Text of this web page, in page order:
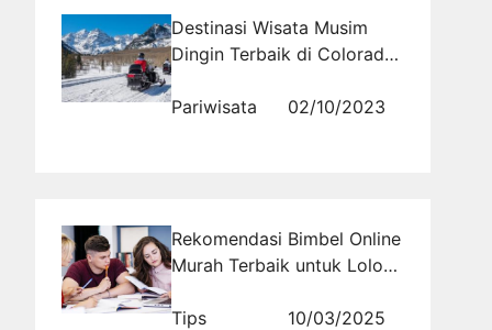
Destinasi Wisata Musim
Dingin Terbaik di Colorado:
Aspen
Pariwisata 02/10/2023
Rekomendasi Bimbel Online
Murah Terbaik untuk Lolos
Tips
10/03/2025